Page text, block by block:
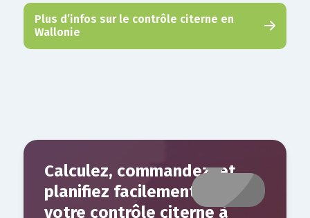
Plus d’infos sur le contrôle citerne en
Wallonie
Calculez, commandez, et
planifiez facilement
votre contrôle citerne à